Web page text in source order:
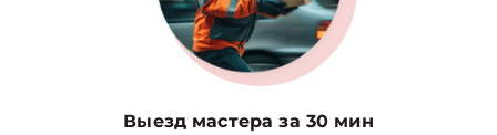
Выезд мастера за 30 мин